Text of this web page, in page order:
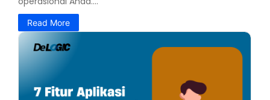
Read More